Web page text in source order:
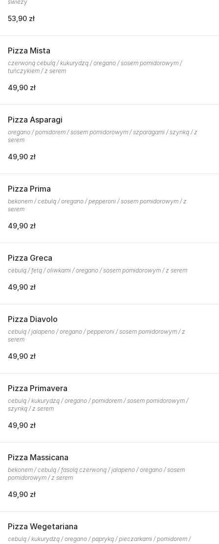
świeży
53,90 zł
Pizza Mista
czerwoną cebulą / kukurydzą / oregano / sosem pomidorowym /
tuńczykiem / z serem
49,90 zł
Pizza Asparagi
oregano / pomidorem / sosem pomidorowym / szparagami / szynką / z
serem
49,90 zł
Pizza Prima
bekonem / cebulą / oregano / pepperoni / sosem pomidorowym / z
serem
49,90 zł
Pizza Greca
cebulą / fetą / oliwkami / oregano / sosem pomidorowym / z serem
49,90 zł
Pizza Diavolo
cebulą / jalapeno / oregano / pepperoni / sosem pomidorowym / z
serem
49,90 zł
Pizza Primavera
cebulą / kukurydzą / oregano / pomidorem / sosem pomidorowym /
szynką / z serem
49,90 zł
Pizza Massicana
bekonem / cebulą / fasolą czerwoną / jalapeno / oregano / sosem
pomidorowym / z serem
49,90 zł
Pizza Wegetariana
cebulą / kukurydzą / oregano / papryką / pieczarkami / pomidorem /